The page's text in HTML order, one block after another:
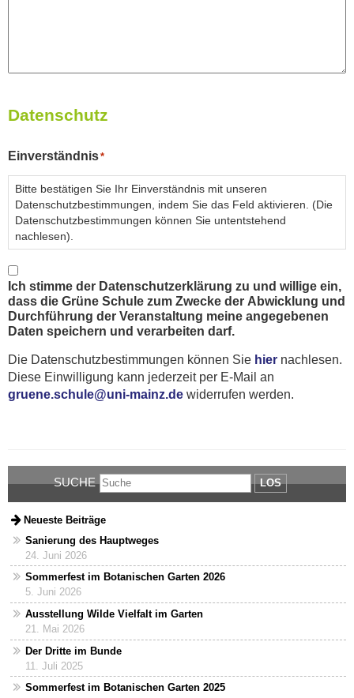
Datenschutz
Einverständnis*
Bitte bestätigen Sie Ihr Einverständnis mit unseren
Datenschutzbestimmungen, indem Sie das Feld aktivieren. (Die
Datenschutzbestimmungen können Sie untentstehend
nachlesen).
Ich stimme der Datenschutzerklärung zu und willige ein,
dass die Grüne Schule zum Zwecke der Abwicklung und
Durchführung der Veranstaltung meine angegebenen
Daten speichern und verarbeiten darf.
Die Datenschutzbestimmungen können Sie hier nachlesen.
Diese Einwilligung kann jederzeit per E-Mail an
gruene.schule@uni-mainz.de widerrufen werden.
SUCHE LOS
Neueste Beiträge
Sanierung des Hauptweges
24. Juni 2026
Sommerfest im Botanischen Garten 2026
5. Juni 2026
Ausstellung Wilde Vielfalt im Garten
21. Mai 2026
Der Dritte im Bunde
11. Juli 2025
Sommerfest im Botanischen Garten 2025